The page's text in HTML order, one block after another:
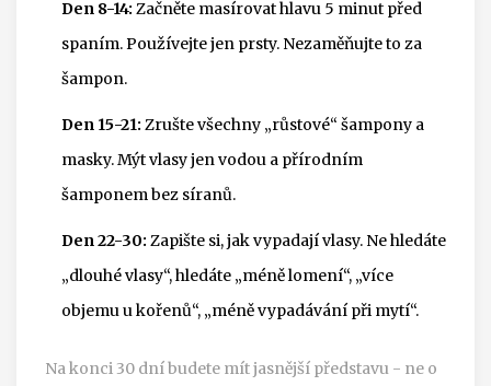
Den 8-14: Začněte masírovat hlavu 5 minut před
spaním. Používejte jen prsty. Nezaměňujte to za
šampon.
Den 15-21: Zrušte všechny „růstové“ šampony a
masky. Mýt vlasy jen vodou a přírodním
šamponem bez síranů.
Den 22-30: Zapište si, jak vypadají vlasy. Ne hledáte
„dlouhé vlasy“, hledáte „méně lomení“, „více
objemu u kořenů“, „méně vypadávání při mytí“.
Na konci 30 dní budete mít jasnější představu - ne o